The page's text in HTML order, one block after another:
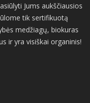
Jums aukščiausios
tik sertifikuotą
medžiagų, biokuras
ir yra visiškai organinis!